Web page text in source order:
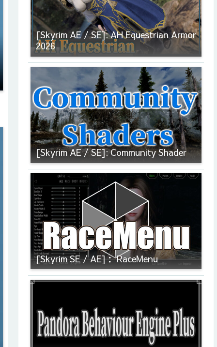
[Skyrim AE / SE]: AH Equestrian Armor
2026
[Skyrim AE / SE]: Community Shader
[Skyrim SE / AE]： RaceMenu